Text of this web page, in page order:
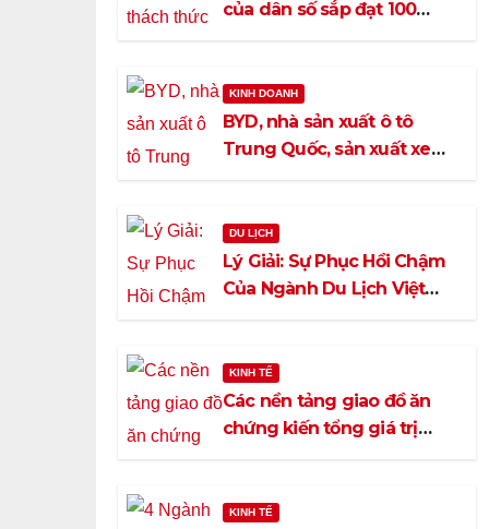
của dân số sắp đạt 100
KINH DOANH
BYD, nhà sản xuất ô tô
Trung Quốc, sản xuất xe
DU LỊCH
Lý Giải: Sự Phục Hồi Chậm
Của Ngành Du Lịch Việt
KINH TẾ
Các nền tảng giao đồ ăn
chứng kiến tổng giá trị
KINH TẾ